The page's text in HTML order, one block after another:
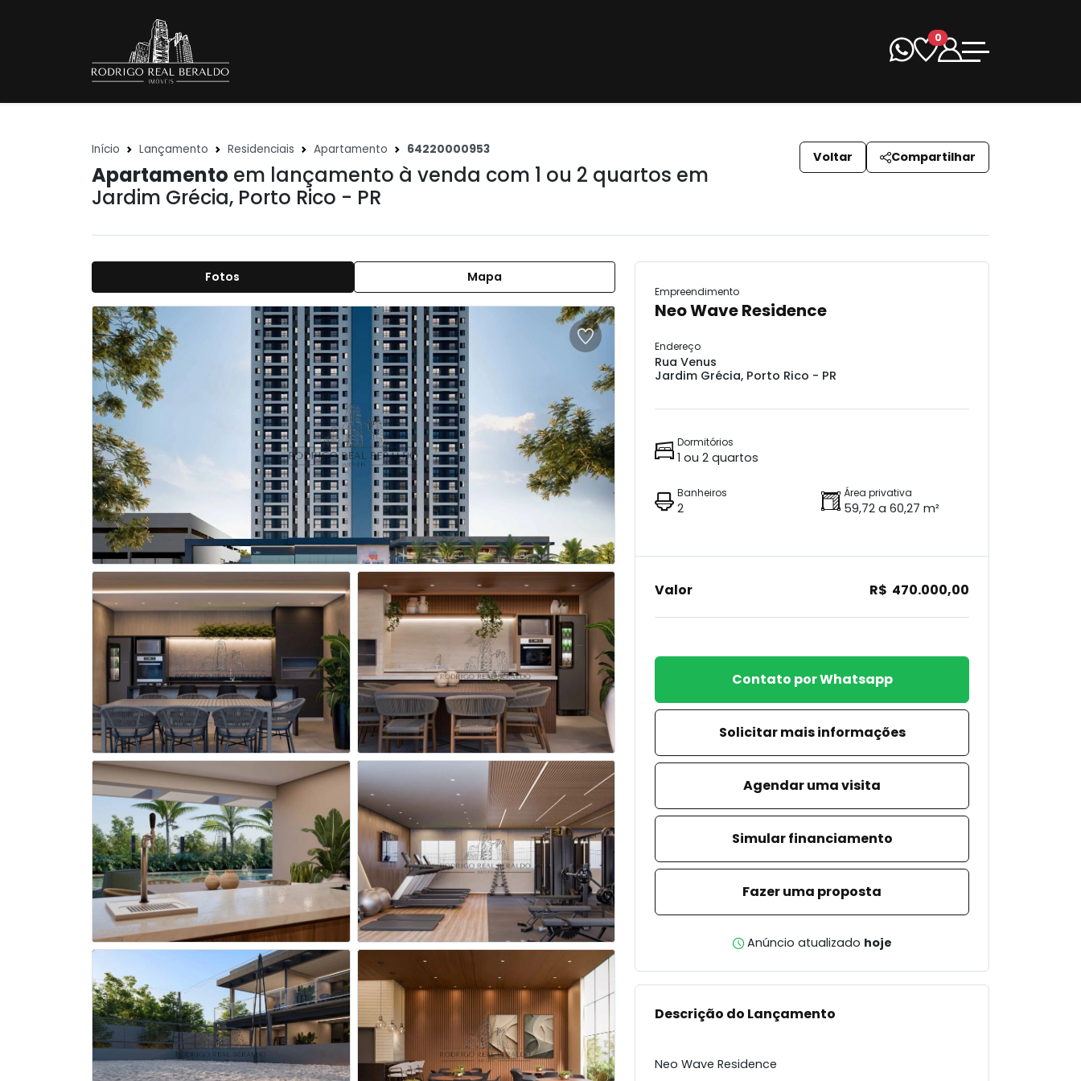
0
Início Lançamento Residenciais Apartamento 64220000953
Apartamento em lançamento à venda com 1 ou 2 quartos em
Jardim Grécia, Porto Rico - PR
Voltar Compartilhar
Fotos Mapa
Empreendimento
Neo Wave Residence
Endereço
Rua Venus
Jardim Grécia, Porto Rico - PR
Dormitórios
1 ou 2 quartos
Banheiros
2
Área privativa
59,72 a 60,27 m²
Valor R$ 470.000,00
Contato por Whatsapp
Solicitar mais informações
Agendar uma visita
Simular financiamento
Fazer uma proposta
Anúncio atualizado hoje
Descrição do Lançamento
Neo Wave Residence